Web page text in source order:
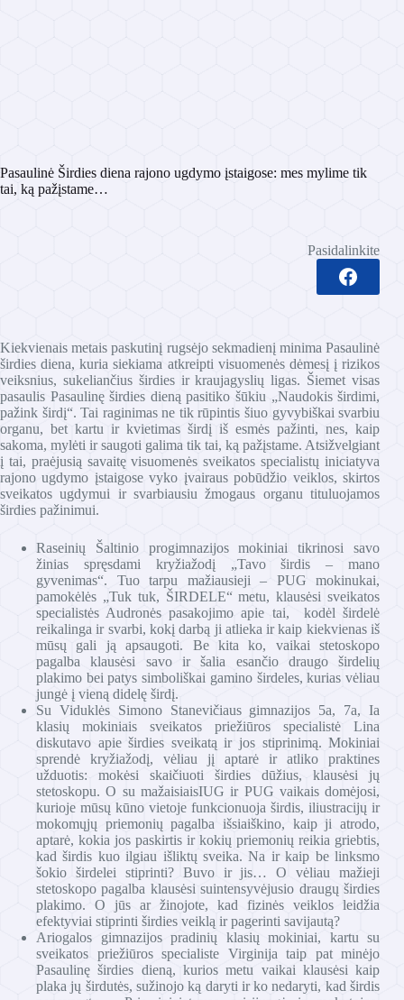
Pasaulinė Širdies diena rajono ugdymo įstaigose: mes mylime tik
tai, ką pažįstame…
Pasidalinkite
Kiekvienais metais paskutinį rugsėjo sekmadienį minima Pasaulinė
širdies diena, kuria siekiama atkreipti visuomenės dėmesį į rizikos
veiksnius, sukeliančius širdies ir kraujagyslių ligas. Šiemet visas
pasaulis Pasaulinę širdies dieną pasitiko šūkiu „Naudokis širdimi,
pažink širdį“. Tai raginimas ne tik rūpintis šiuo gyvybiškai svarbiu
organu, bet kartu ir kvietimas širdį iš esmės pažinti, nes, kaip
sakoma, mylėti ir saugoti galima tik tai, ką pažįstame. Atsižvelgiant
į tai, praėjusią savaitę visuomenės sveikatos specialistų iniciatyva
rajono ugdymo įstaigose vyko įvairaus pobūdžio veiklos, skirtos
sveikatos ugdymui ir svarbiausiu žmogaus organu tituluojamos
širdies pažinimui.
Raseinių Šaltinio progimnazijos mokiniai tikrinosi savo
žinias spręsdami kryžiažodį „Tavo širdis – mano
gyvenimas“. Tuo tarpu mažiausieji – PUG mokinukai,
pamokėlės „Tuk tuk, ŠIRDELE“ metu, klausėsi sveikatos
specialistės Audronės pasakojimo apie tai, kodėl širdelė
reikalinga ir svarbi, kokį darbą ji atlieka ir kaip kiekvienas iš
mūsų gali ją apsaugoti. Be kita ko, vaikai stetoskopo
pagalba klausėsi savo ir šalia esančio draugo širdelių
plakimo bei patys simboliškai gamino širdeles, kurias vėliau
jungė į vieną didelę širdį.
Su Viduklės Simono Stanevičiaus gimnazijos 5a, 7a, Ia
klasių mokiniais sveikatos priežiūros specialistė Lina
diskutavo apie širdies sveikatą ir jos stiprinimą. Mokiniai
sprendė kryžiažodį, vėliau jį aptarė ir atliko praktines
užduotis: mokėsi skaičiuoti širdies dūžius, klausėsi jų
stetoskopu. O su mažaisiaisIUG ir PUG vaikais domėjosi,
kurioje mūsų kūno vietoje funkcionuoja širdis, iliustracijų ir
mokomųjų priemonių pagalba išsiaiškino, kaip ji atrodo,
aptarė, kokia jos paskirtis ir kokių priemonių reikia griebtis,
kad širdis kuo ilgiau išliktų sveika. Na ir kaip be linksmo
šokio širdelei stiprinti? Buvo ir jis… O vėliau mažieji
stetoskopo pagalba klausėsi suintensyvėjusio draugų širdies
plakimo. O jūs ar žinojote, kad fizinės veiklos leidžia
efektyviai stiprinti širdies veiklą ir pagerinti savijautą?
Ariogalos gimnazijos pradinių klasių mokiniai, kartu su
sveikatos priežiūros specialiste Virginija taip pat minėjo
Pasaulinę širdies dieną, kurios metu vaikai klausėsi kaip
plaka jų širdutės, sužinojo ką daryti ir ko nedaryti, kad širdis